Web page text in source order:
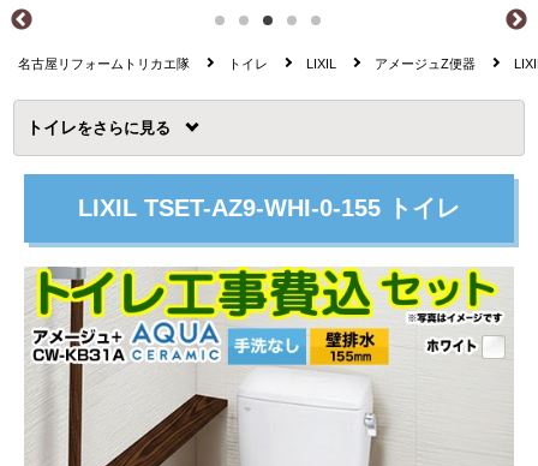
名古屋リフォームトリカエ隊 トイレ LIXIL アメージュZ便器
トイレを
LIXIL TSET-AZ9-WHI-0-155 トイレ